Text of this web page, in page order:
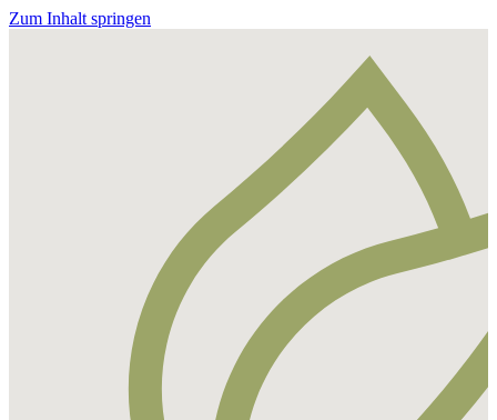
Zum Inhalt springen